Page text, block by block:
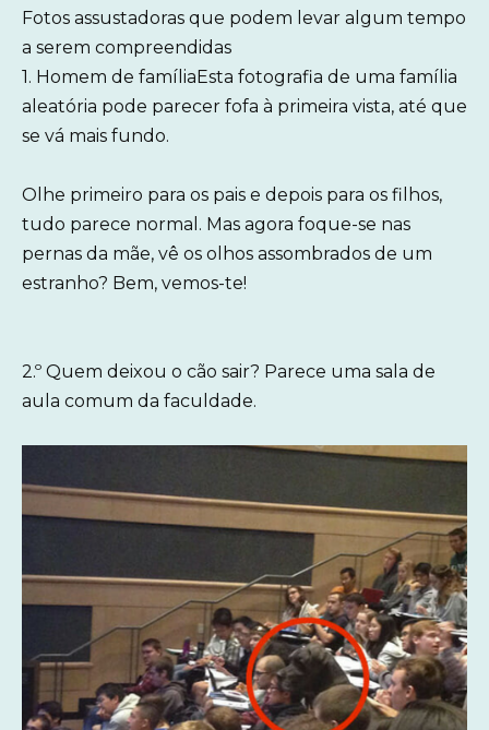
Fotos assustadoras que podem levar algum tempo
a serem compreendidas
1. Homem de famíliaEsta fotografia de uma família
aleatória pode parecer fofa à primeira vista, até que
se vá mais fundo.
Olhe primeiro para os pais e depois para os filhos,
tudo parece normal. Mas agora foque-se nas
pernas da mãe, vê os olhos assombrados de um
estranho? Bem, vemos-te!
2.º Quem deixou o cão sair? Parece uma sala de
aula comum da faculdade.